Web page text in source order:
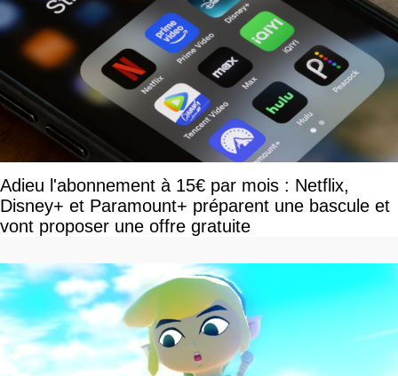
Adieu l'abonnement à 15€ par mois : Netflix,
Disney+ et Paramount+ préparent une bascule et
vont proposer une offre gratuite